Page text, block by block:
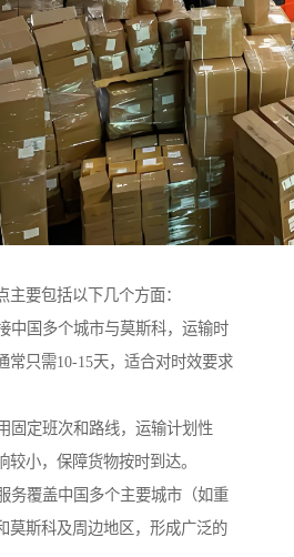
要包括以下几个方面：
中国多个城市与莫斯科，运输时
常只需10-15天，适合对时效要求
固定班次和路线，运输计划性
小，保障货物按时到达。
务覆盖中国多个主要城市（如重
莫斯科及周边地区，形成广泛的